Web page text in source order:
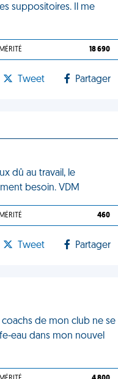
suppositoires. Il me
18 690
Tweet Partager
dû au travail, le
besoin. VDM
460
Tweet Partager
de mon club ne se
eau dans mon nouvel